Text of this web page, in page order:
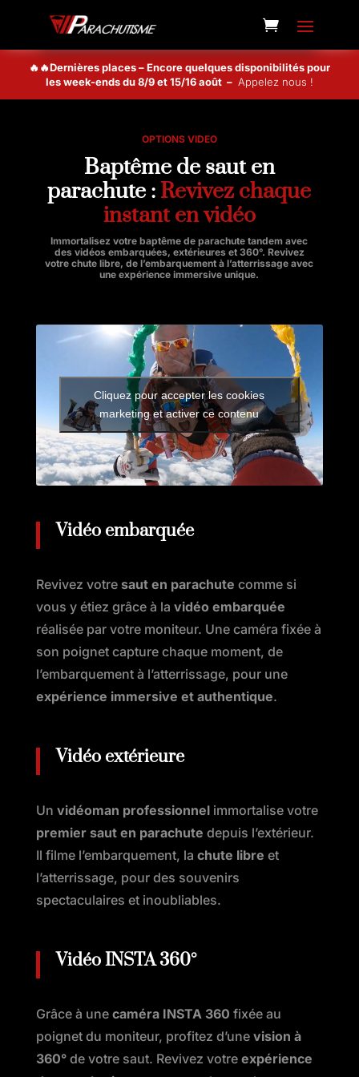
🔥🔥Dernières places – Encore quelques disponibilités pour
les week-ends du 8/9 et 15/16 août – Appelez nous !
OPTIONS VIDEO
Baptême de saut en
parachute : Revivez chaque
instant en vidéo
Immortalisez votrebaptême de parachute tandem avec
des vidéos embarquées, extérieures et 360°. Revivez
votrechute libre, de l’embarquement à l’atterrissage avec
uneexpérience immersive unique.
Cliquez pour accepter les cookies
marketing et activer ce contenu
Vidéo embarquée
Revivez votre saut en parachute comme si
vous y étiez grâce à la vidéo embarquée
réalisée par votre moniteur. Une caméra fixée à
son poignet capture chaque moment, de
l’embarquement à l’atterrissage, pour une
expérience immersive et authentique.
Vidéo extérieure
Un vidéoman professionnelimmortalise votre
premier saut en parachute depuis l’extérieur.
Il filme l’embarquement, la chute libre et
l’atterrissage, pour des souvenirs
spectaculaires et inoubliables.
Vidéo INSTA 360°
Grâce à une caméra INSTA 360 fixée au
poignet du moniteur, profitez d’une vision à
360°de votre saut. Revivez votre expérience